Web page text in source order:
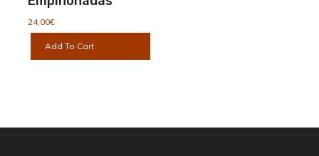
24,00€
Add To Cart